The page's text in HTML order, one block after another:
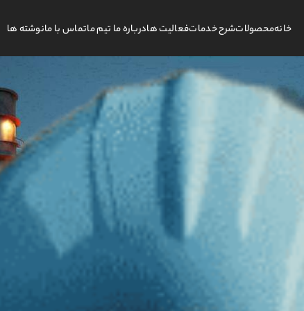
خانهمحصولاتشرح خدماتفعالیت هادرباره ما تیم ماتماس با مانوشته ها